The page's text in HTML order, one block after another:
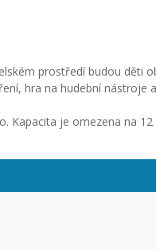
prostředí budou děti
hra na hudební nástroje
Kapacita je omezena na 12